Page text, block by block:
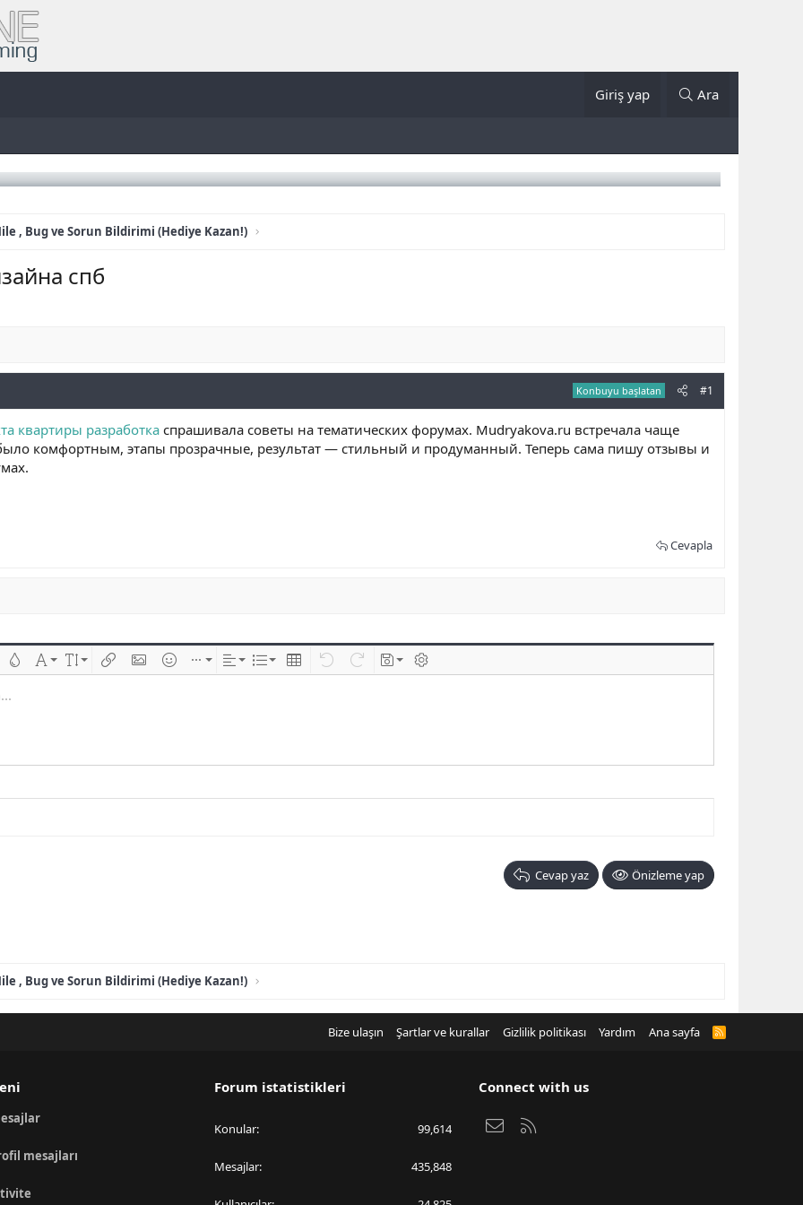
Giriş yap Ara
, Bug ve Sorun Bildirimi (Hediye Kazan!)
спб
Konbuyu başlatan #1
квартиры разработка спрашивала советы на тематических форумах. Mudryakova.ru встречала чаще
комфортным, этапы прозрачные, результат — стильный и продуманный. Теперь сама пишу отзывы и
Cevapla
çizik
Metin rengi
Font ailesiFont boyutu
Link ekleResim ekle
İfadeler
Ekle Hizalama
ListInsert table
Geri alileri alTaslaklar
BB kodunu değiştir
Cevap yaz Önizleme yap
, Bug ve Sorun Bildirimi (Hediye Kazan!)
Bize ulaşın Şartlar ve kurallar Gizlilik politikası Yardım Ana sayfa
R
mesajları
Forum istatistikleri
Konular 99,614
Mesajlar 435,848
Connect with us
Bize ulaşın